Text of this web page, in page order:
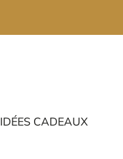
IDÉES CADEAUX